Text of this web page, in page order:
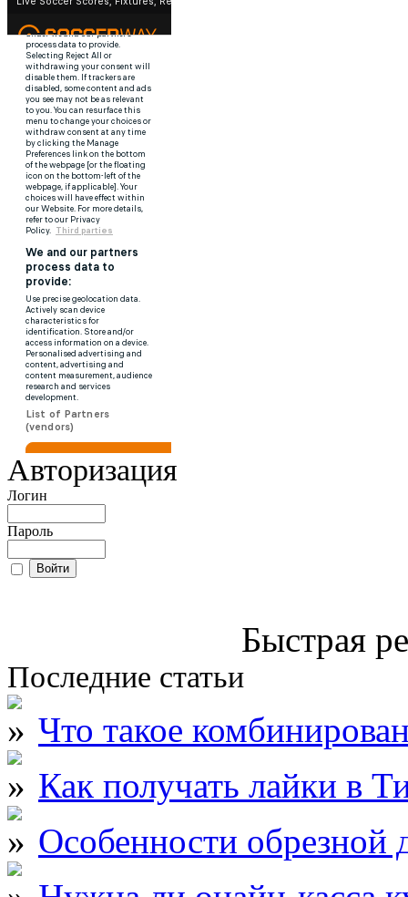
Авторизация
Логин
Пароль
Быстрая
Последние статьи
Что такое
Как получать лайки в
Особенности обрезной